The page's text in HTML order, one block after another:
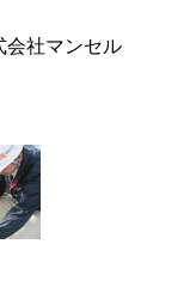
社マンセル